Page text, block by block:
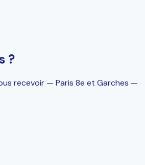
?
recevoir — Paris 8e et Garches —